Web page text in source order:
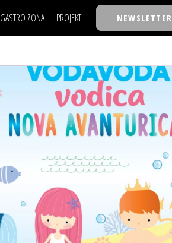
GASTRO ZONA PROJEKTI
TASTY TALKS
30 ISPOD 30
BACK TO OFFICE/SCHOOL
BIZBENDOVI
BIZKOLEGIJUM
BMW BIZNIS LIGA
BIZLIFE WEEK
IZJAVA GODINE
NEWSLETTER
NAJKOLEGA
30 ISPOD 30
BACK TO OFFICE/SCHOOL
BIZBENDOVI
BIZKOLEGIJUM
BIZLIFE WEEK
IZJAVA GODINE